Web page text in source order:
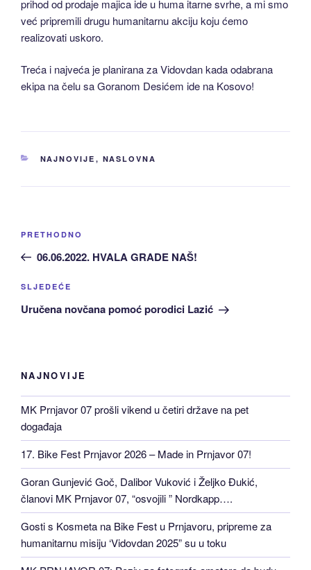
prihod od prodaje majica ide u huma itarne svrhe, a mi smo
već pripremili drugu humanitarnu akciju koju ćemo
realizovati uskoro.
Treća i najveća je planirana za Vidovdan kada odabrana
ekipa na čelu sa Goranom Desićem ide na Kosovo!
KATEGORIJE
NAJNOVIJE , NASLOVNA
Navigacija
Prethodni
članak:
PRETHODNO
06.06.2022. HVALA GRADE NAŠ!
Sljedeća
Objava
SLJEDEĆE
Uručena novčana pomoć porodici Lazić
NAJNOVIJE
MK Prnjavor 07 prošli vikend u četiri države na pet
događaja
17. Bike Fest Prnjavor 2026 – Made in Prnjavor 07!
Goran Gunjević Goč, Dalibor Vuković i Željko Đukić,
članovi MK Prnjavor 07, “osvojili ” Nordkapp….
Gosti s Kosmeta na Bike Fest u Prnjavoru, pripreme za
humanitarnu misiju ‘Vidovdan 2025” su u toku